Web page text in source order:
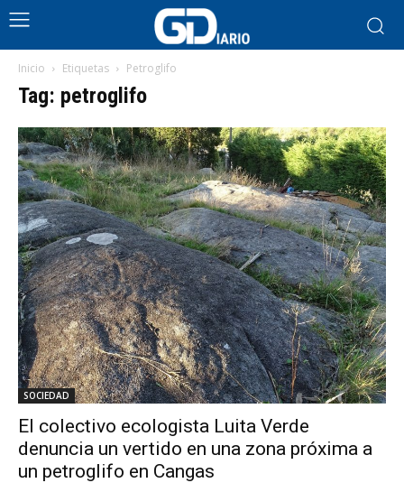
Inicio Etiquetas Petroglifo
Tag: petroglifo
SOCIEDAD
El colectivo ecologista Luita Verde
denuncia un vertido en una zona próxima a
un petroglifo en Cangas